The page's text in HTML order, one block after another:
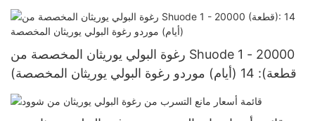
رغوة البولي يوريثان المخصصة من Shuode 1 - 20000
(قطعة): 14 (أيام) موردو رغوة البولي يوريثان المخصصة